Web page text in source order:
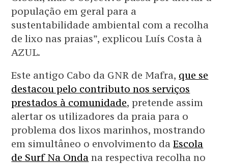
população em geral para a
sustentabilidade ambiental com a recolha
de lixo nas praias”, explicou Luís Costa à
AZUL.
Este antigo Cabo da GNR de Mafra, que se
destacou pelo contributo nos serviços
prestados à comunidade, pretende assim
alertar os utilizadores da praia para o
problema dos lixos marinhos, mostrando
em simultâneo o envolvimento daEscola
de Surf Na Onda na respectiva recolha no